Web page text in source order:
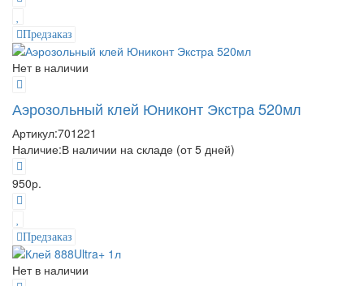
Предзаказ
Нет в наличии
Аэрозольный клей Юниконт Экстра 520мл
Артикул:701221
Наличие:В наличии на складе (от 5 дней)
950р.
Предзаказ
Нет в наличии